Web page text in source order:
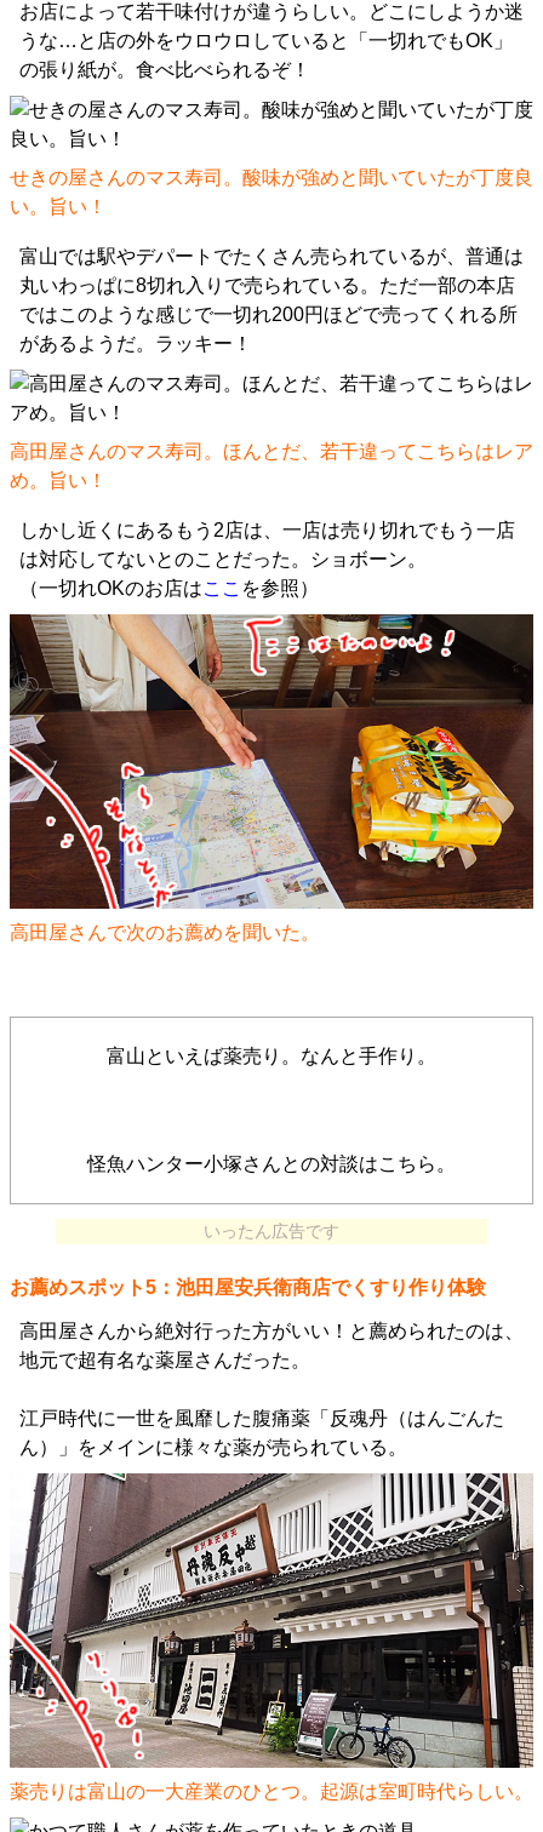
お店によって若干味付けが違うらしい。どこにしようか迷
うな…と店の外をウロウロしていると「一切れでもOK」
の張り紙が。食べ比べられるぞ！
せきの屋さんのマス寿司。酸味が強めと聞いていたが丁度良
い。旨い！
富山では駅やデパートでたくさん売られているが、普通は
丸いわっぱに8切れ入りで売られている。ただ一部の本店
ではこのような感じで一切れ200円ほどで売ってくれる所
があるようだ。ラッキー！
高田屋さんのマス寿司。ほんとだ、若干違ってこちらはレア
め。旨い！
しかし近くにあるもう2店は、一店は売り切れでもう一店
は対応してないとのことだった。ショボーン。
（一切れOKのお店はここ を参照）
高田屋さんで次のお薦めを聞いた。
富山といえば薬売り。なんと手作り。
怪魚ハンター小塚さんとの対談はこちら。
いったん広告です
お薦めスポット5：池田屋安兵衛商店でくすり作り体験
高田屋さんから絶対行った方がいい！と薦められたのは、
地元で超有名な薬屋さんだった。
江戸時代に一世を風靡した腹痛薬「反魂丹（はんごんた
ん）」をメインに様々な薬が売られている。
薬売りは富山の一大産業のひとつ。起源は室町時代らしい。